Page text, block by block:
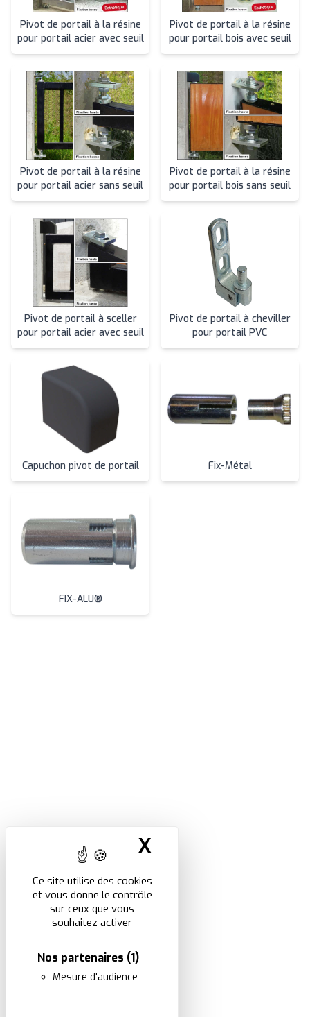
Ce site utilise des cookies
et vous donne le contrôle
sur ceux que vous
souhaitez activer
Nos partenaires (1)
Mesure d'audience
XMasquer le
Pivot de portail à la résine
pour portail acier avec seuil
Pivot de portail à la résine
pour portail bois avec seuil
Pivot de portail à la résine
pour portail acier sans seuil
Pivot de portail à la résine
pour portail bois sans seuil
Pivot de portail à sceller
pour portail acier avec seuil
Pivot de portail à cheviller
pour portail PVC
Capuchon pivot de portail Fix-Métal
FIX-ALU®